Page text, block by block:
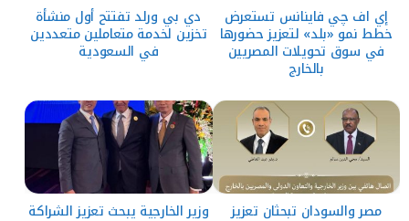
إي اف چي فاينانس تستعرض
خطط نمو «بلد» لتعزيز حضورها
في سوق تحويلات المصريين
بالخارج
دي بي ورلد تفتتح أول منشأة
تخزين لخدمة متعاملين متعددين
في السعودية
مصر والسودان تبحثان تعزيز وزير الخارجية يبحث تعزيز الشراكة